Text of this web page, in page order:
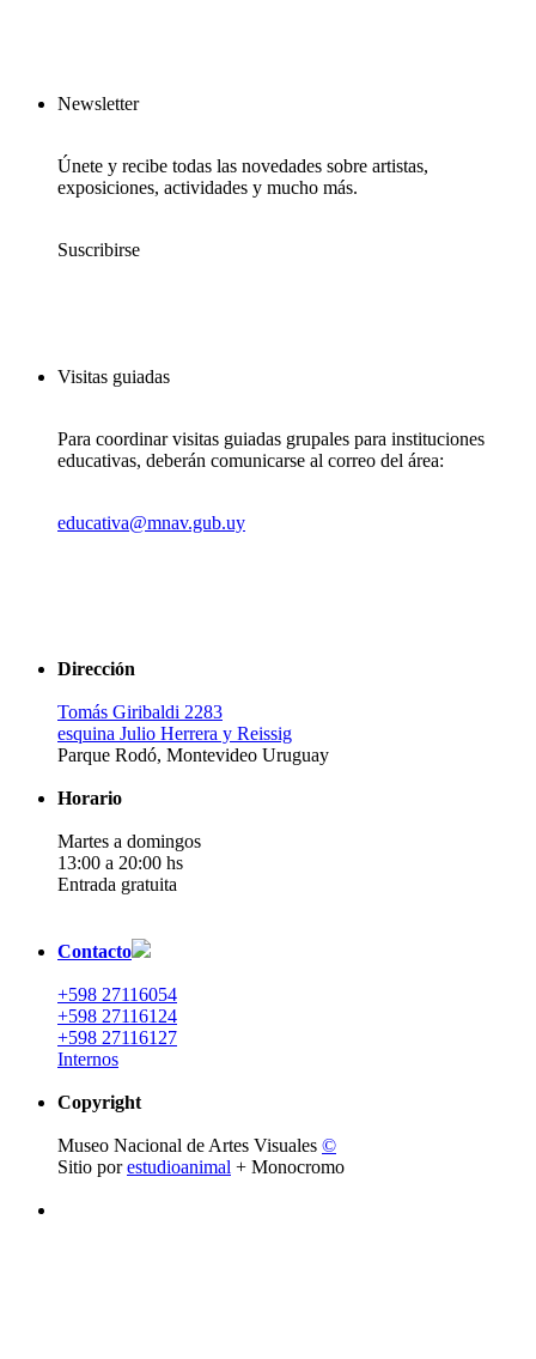
Newsletter
Únete y recibe todas las novedades sobre artistas,
exposiciones, actividades y mucho más.
Suscribirse
Visitas guiadas
Para coordinar visitas guiadas grupales para instituciones
educativas, deberán comunicarse al correo del área:
educativa@mnav.gub.uy
Dirección
Tomás Giribaldi 2283
esquina Julio Herrera y Reissig
Parque Rodó, Montevideo Uruguay
Horario
Martes a domingos
13:00 a 20:00 hs
Entrada gratuita
Contacto
+598 27116054
+598 27116124
+598 27116127
Internos
Copyright
Museo Nacional de Artes Visuales ©
Sitio porestudioanimal + Monocromo